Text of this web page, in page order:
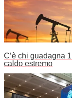
C’è chi guadagna
caldo estremo